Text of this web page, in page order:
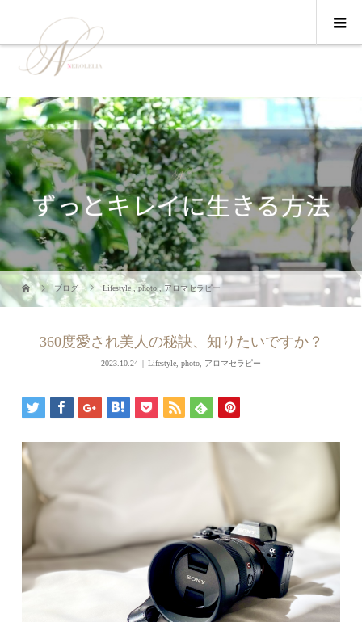
ブログ Lifestyle ,photo , アロマセラピー
360度愛され美人の秘訣、知りたいですか？
2023.10.24 Lifestyle, photo, アロマセラピー